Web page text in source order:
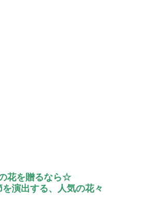
花を贈るなら☆
演出する、人気の花々